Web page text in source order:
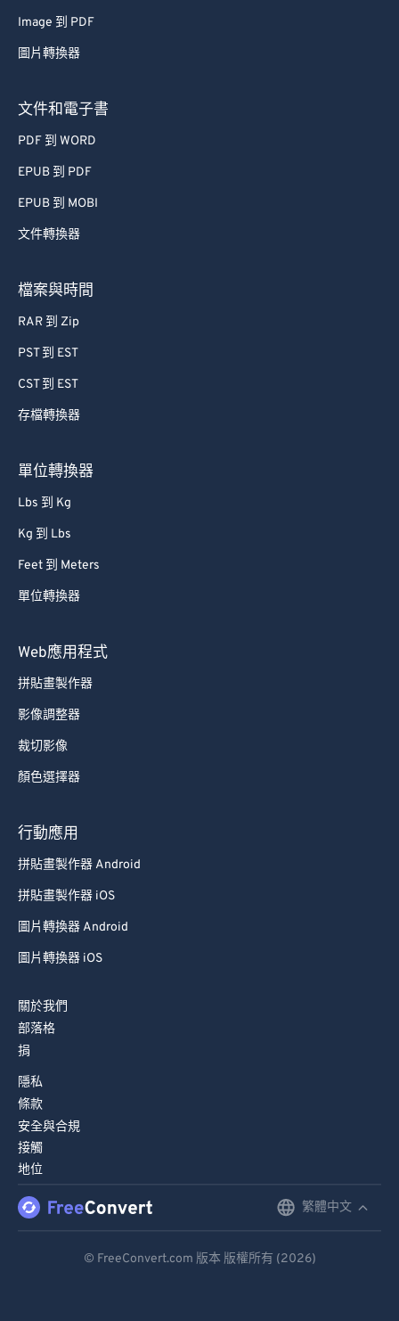
Image 到 PDF
圖片轉換器
文件和電子書
PDF 到 WORD
EPUB 到 PDF
EPUB 到 MOBI
文件轉換器
檔案與時間
RAR 到 Zip
PST 到 EST
CST 到 EST
存檔轉換器
單位轉換器
Lbs 到 Kg
Kg 到 Lbs
Feet 到 Meters
單位轉換器
Web應用程式
拼貼畫製作器
影像調整器
裁切影像
顏色選擇器
行動應用
拼貼畫製作器 Android
拼貼畫製作器 iOS
圖片轉換器 Android
圖片轉換器 iOS
關於我們
部落格
捐
隱私
條款
安全與合規
接觸
地位
繁體中文
© FreeConvert.com 版本 版權所有 (2026)